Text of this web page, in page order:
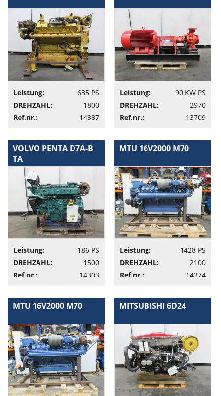
Leistung:
635 PS
DREHZAHL:
1800
Ref.nr.:
14387
Leistung:
90 KW PS
DREHZAHL:
2970
Ref.nr.:
13709
VOLVO PENTA D7A-B
TA
Leistung:
186 PS
DREHZAHL:
1500
Ref.nr.:
14303
MTU 16V2000 M70
Leistung:
1428 PS
DREHZAHL:
2100
Ref.nr.:
14374
MTU 16V2000 M70 MITSUBISHI 6D24